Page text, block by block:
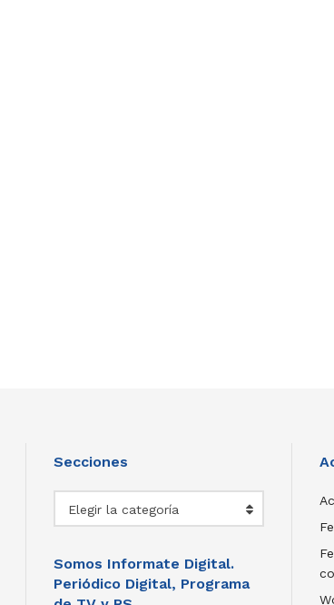
Secciones
Elegir la categoría
Somos Informate Digital.
Periódico Digital, Programa